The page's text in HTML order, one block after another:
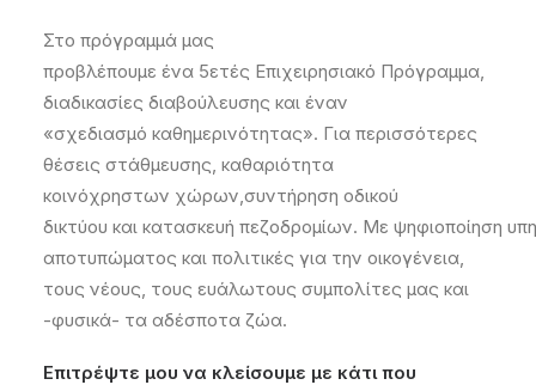
Στο πρόγραμμά μας
προβλέπουμε ένα 5ετές Επιχειρησιακό Πρόγραμμα,
διαδικασίες διαβούλευσης και έναν
«σχεδιασμό καθημερινότητας». Για περισσότερες
θέσεις στάθμευσης, καθαριότητα
κοινόχρηστων χώρων,συντήρηση οδικού
δικτύου και κατασκευή πεζοδρομίων. Με ψηφιοποίηση
αποτυπώματος και πολιτικές για την οικογένεια,
τους νέους, τους ευάλωτους συμπολίτες μας και
-φυσικά- τα αδέσποτα ζώα.
Επιτρέψτε μου να κλείσουμε με κάτι που